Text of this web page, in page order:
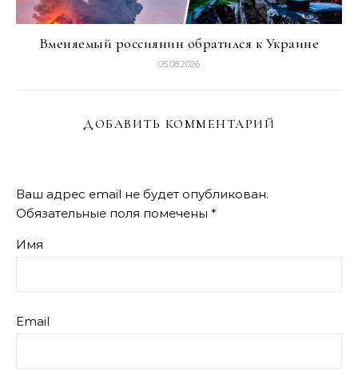
Вменяемый россиянин обратился к Украине
05.08.2026
ДОБАВИТЬ КОММЕНТАРИЙ
Ваш адрес email не будет опубликован.
Обязательные поля помечены *
Имя
Email